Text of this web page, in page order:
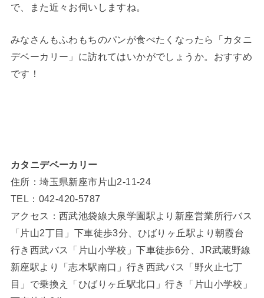
で、また近々お伺いしますね。
みなさんもふわもちのパンが食べたくなったら「カタニ
デベーカリー」に訪れてはいかがでしょうか。おすすめ
です！
カタニデベーカリー
住所：埼玉県新座市片山2-11-24
TEL：042-420-5787
アクセス：西武池袋線大泉学園駅より新座営業所行バス
「片山2丁目」下車徒歩3分、ひばりヶ丘駅より朝霞台
行き西武バス「片山小学校」下車徒歩6分、JR武蔵野線
新座駅より「志木駅南口」行き西武バス「野火止七丁
目」で乗換え「ひばりヶ丘駅北口」行き「片山小学校」